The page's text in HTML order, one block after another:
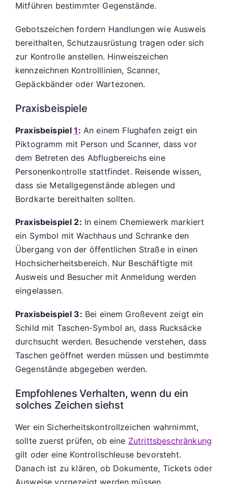
Mitführen bestimmter Gegenstände.
Gebotszeichen fordern Handlungen wie Ausweis
bereithalten, Schutzausrüstung tragen oder sich
zur Kontrolle anstellen. Hinweiszeichen
kennzeichnen Kontrolllinien, Scanner,
Gepäckbänder oder Wartezonen.
Praxisbeispiele
Praxisbeispiel1 : An einem Flughafen zeigt ein
Piktogramm mit Person und Scanner, dass vor
dem Betreten des Abflugbereichs eine
Personenkontrolle stattfindet. Reisende wissen,
dass sie Metallgegenstände ablegen und
Bordkarte bereithalten sollten.
Praxisbeispiel 2: In einem Chemiewerk markiert
ein Symbol mit Wachhaus und Schranke den
Übergang von der öffentlichen Straße in einen
Hochsicherheitsbereich. Nur Beschäftigte mit
Ausweis und Besucher mit Anmeldung werden
eingelassen.
Praxisbeispiel 3: Bei einem Großevent zeigt ein
Schild mit Taschen-Symbol an, dass Rucksäcke
durchsucht werden. Besuchende verstehen, dass
Taschen geöffnet werden müssen und bestimmte
Gegenstände abgegeben werden.
Empfohlenes Verhalten, wenn du ein
solches Zeichen siehst
Wer ein Sicherheitskontrollzeichen wahrnimmt,
sollte zuerst prüfen, ob eine Zutrittsbeschränkung
gilt oder eine Kontrollschleuse bevorsteht.
Danach ist zu klären, ob Dokumente, Tickets oder